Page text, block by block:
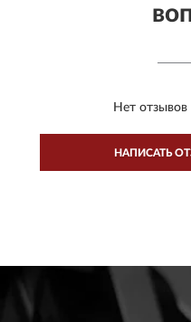
Нет
НАПИСАТЬ